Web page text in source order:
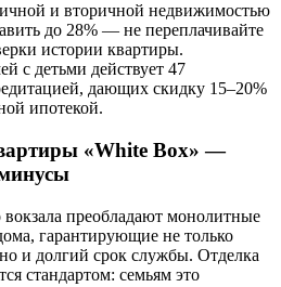
и вторичной недвижимостью
до 28% — не переплачивайте
истории квартиры.
детьми действует 47
дающих скидку 15–20%
ипотекой.
«White Box» —
преобладают монолитные
гарантирующие не только
и долгий срок службы. Отделка
стандартом: семьям это